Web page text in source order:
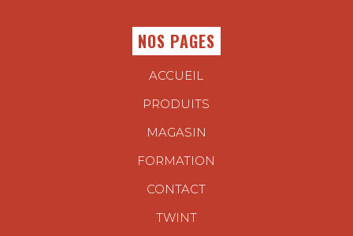
NOS PAGES
ACCUEIL
PRODUITS
MAGASIN
FORMATION
CONTACT
TWINT